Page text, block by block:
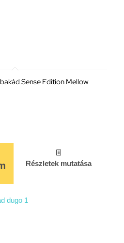
Sense Edition Mellow
Részletek mutatása